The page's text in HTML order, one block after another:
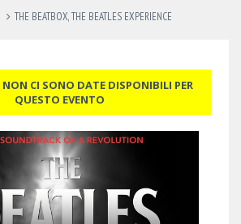
THE BEATBOX, THE BEATLES EXPERIENCE
CI SONO DATE DISPONIBILI PER
QUESTO EVENTO